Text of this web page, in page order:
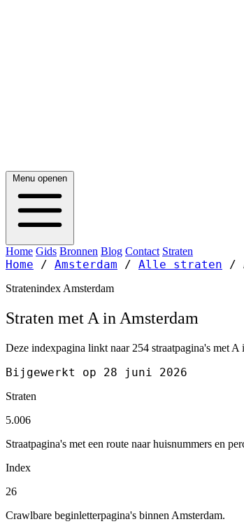
Menu openen
Home Gids Bronnen Blog Contact Straten
Home / Amsterdam / Alle straten /
Stratenindex Amsterdam
Straten met A in Amsterdam
Deze indexpagina linkt naar 254 straatpagina's met
Bijgewerkt op 28 juni 2026
Straten
5.006
Straatpagina's met een route naar huisnummers en
Index
26
Crawlbare beginletterpagina's binnen Amsterdam.